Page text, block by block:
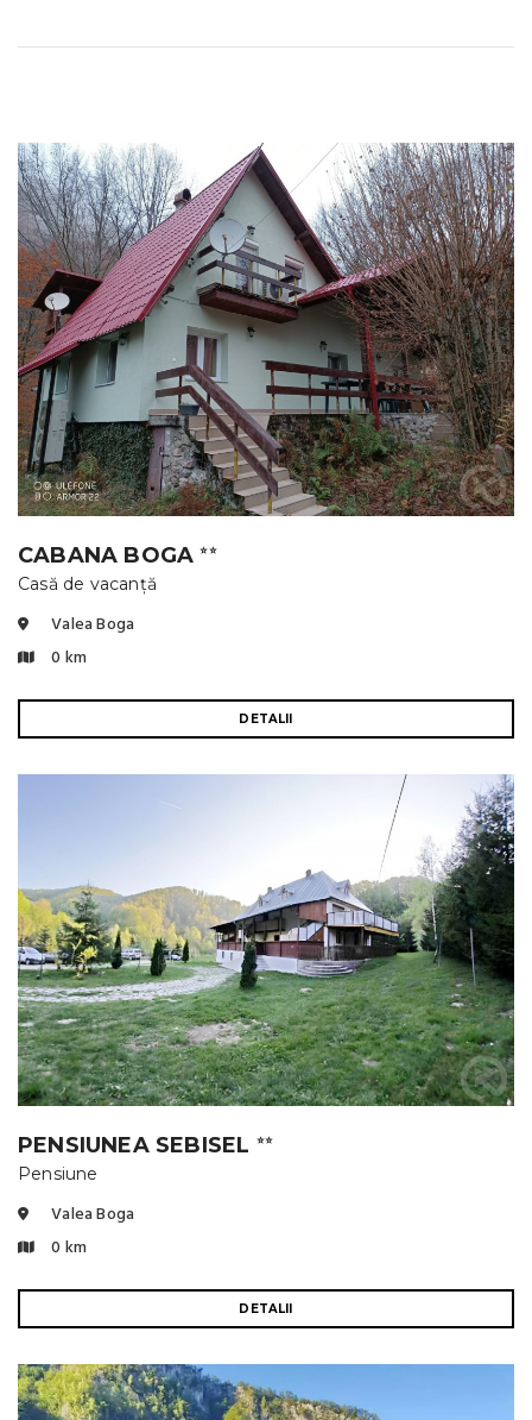
CABANA BOGA⭐⭐
Casă de vacanță
Valea Boga
0 km
DETALII
PENSIUNEA SEBISEL ⭐⭐
Pensiune
Valea Boga
0 km
DETALII